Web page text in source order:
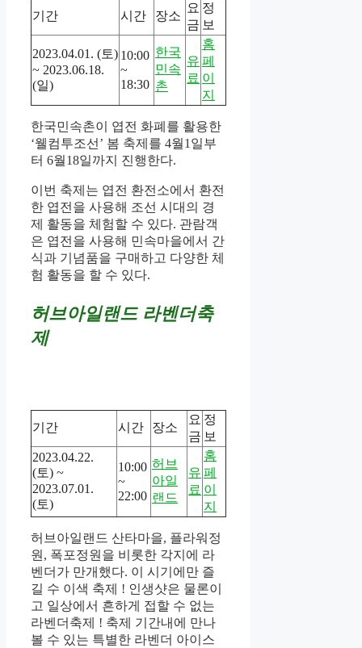
기간 시간 장소
요
금
정
보
2023.04.01. (토)
~ 2023.06.18.
(일)
10:00
~
18:30
한국
민속
촌
유
료
홈
페
이
지
한국민속촌이 엽전 화폐를 활용한
‘웰컴투조선’ 봄 축제를 4월1일부
터 6월18일까지 진행한다.
이번 축제는 엽전 환전소에서 환전
한 엽전을 사용해 조선 시대의 경
제 활동을 체험할 수 있다. 관람객
은 엽전을 사용해 민속마을에서 간
식과 기념품을 구매하고 다양한 체
험 활동을 할 수 있다.
허브아일랜드 라벤더축
제
기간 시간 장소
요
금
정
보
2023.04.22.
(토) ~
2023.07.01.
(토)
10:00
~
22:00
허브
아일
랜드
유
료
홈
페
이
지
허브아일랜드 산타마을, 플라워정
원, 폭포정원을 비롯한 각지에 라
벤더가 만개했다. 이 시기에만 즐
길 수 이색 축제 ! 인생샷은 물론이
고 일상에서 흔하게 접할 수 없는
라벤더축제 ! 축제 기간내에 만나
볼 수 있는 특별한 라벤더 아이스